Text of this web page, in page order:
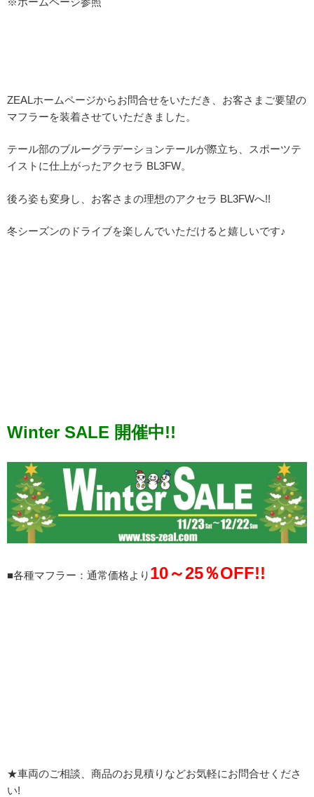
ZEALホームページからお問合せをいただき、お客さまご要望の
マフラーを装着させていただきました。
テール部のブルーグラデーションテールが際立ち、スポーツテ
イストに仕上がったアクセラ BL3FW。
後ろ姿も変身し、お客さまの理想のアクセラ BL3FWへ!!
冬シーズンのドライブを楽しんでいただけると嬉しいです♪
Winter SALE 開催中!!
■各種マフラー：通常価格より 10～25％OFF!!
★車両のご相談、商品のお見積りなどお気軽にお問合せくださ
い!